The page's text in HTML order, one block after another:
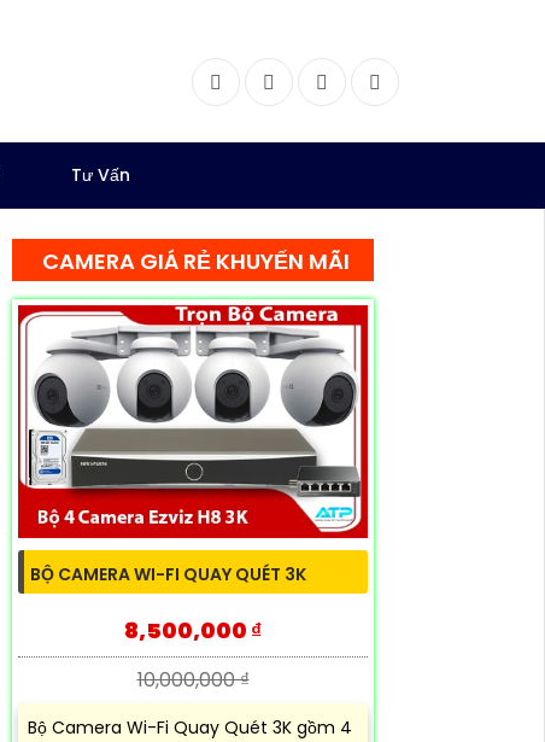
FacebookTwitter InstagramDribbble
Tư Vấn
CAMERA GIÁ RẺ KHUYẾN MÃI
BỘ CAMERA WI-FI QUAY QUÉT 3K
8,500,000 ₫
10,000,000 ₫
Bộ Camera Wi-Fi Quay Quét 3K gồm 4